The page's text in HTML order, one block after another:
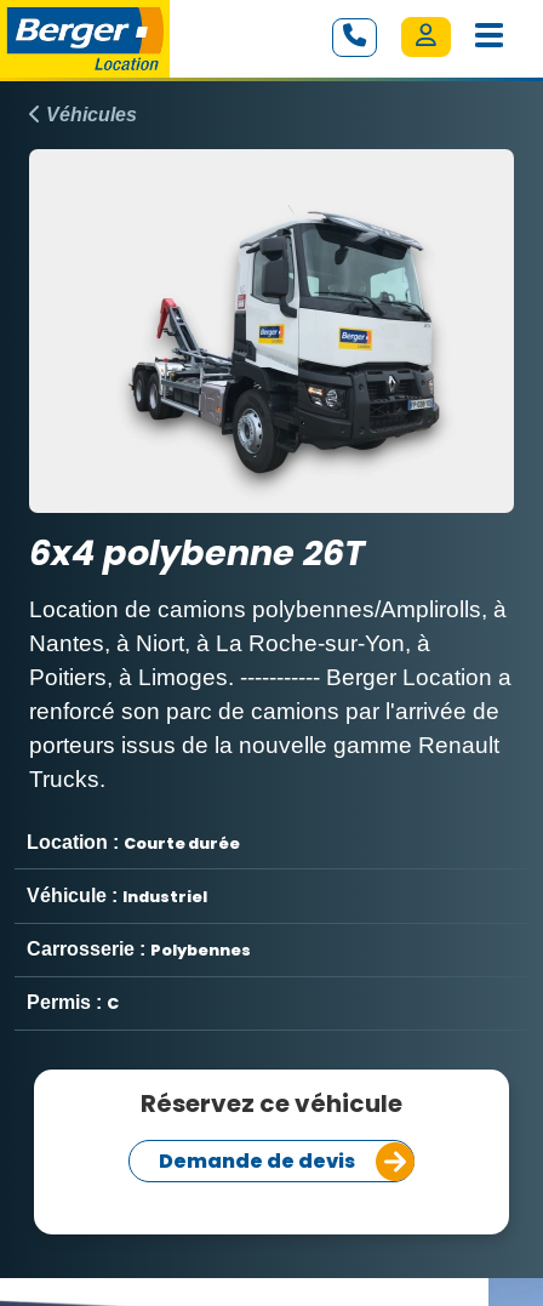
Véhicules
6x4 polybenne 26T
Location de camions polybennes/Amplirolls, à
Nantes, à Niort, à La Roche-sur-Yon, à
Poitiers, à Limoges. ----------- Berger Location a
renforcé son parc de camions par l'arrivée de
porteurs issus de la nouvelle gamme Renault
Trucks.
Location : Courte durée
Véhicule : Industriel
Carrosserie : Polybennes
Permis : C
Réservez ce véhicule
Demande de devis